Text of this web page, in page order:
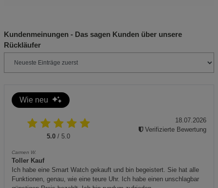
Handkurbel vor der Verwendung ordnungsgemäß
Butterfass immer auf einer stabilen und rutschfesten
Vor jeder Benutzung auf sichtbare Schäden überprüfen.
Zusätzliche Hinweise:
Das Produkt ist umweltfreundlich und benötigt weder
das Produkt in geeigneten Recyclingbehältern abgeben.
Eine umweltgerechte Entsorgung trägt zur Nachhaltigkeit
bei.
Kundenmeinungen - Das sagen Kunden über unsere
Rückläufer
Wie neu
5.0 / 5.0
Carmen W.
Toller Kauf
Ich habe eine Smart Watch gekauft und bin begeistert. Sie hat alle
Funktionen, genau, wie eine teure Uhr. Ich habe einen unschlagbar
18.07.2026
Verifizierte Bewertung
Marketing Cookies (3)
Beschreibung Marketing Cookies